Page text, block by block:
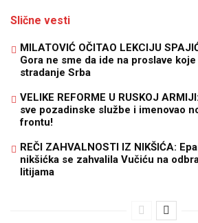
Slične vesti
MILATOVIĆ OČITAO LEKCIJU
Gora ne sme da ide na proslave
stradanje Srba
VELIKE REFORME U RUSKOJ
sve pozadinske službe i imenovao
frontu!
REČI ZAHVALNOSTI IZ NIKŠIĆA:
nikšićka se zahvalila Vučiću na
litijama